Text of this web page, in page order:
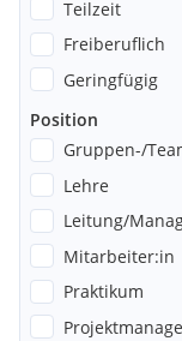
Teilzeit
Freiberuflich
Geringfügig
Position
Gruppen-/
Lehre
Leitung/
Mitarbeiter:in
Praktikum